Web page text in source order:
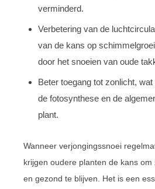
verminderd.
Verbetering van de
van de kans op
door het snoeien van oude
Beter toegang tot zonlicht,
de fotosynthese en de
plant.
Wanneer verjongingssnoei
krijgen oudere planten de kans om
en gezond te blijven. Het is een